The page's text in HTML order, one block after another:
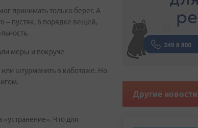
принимать только берег. А
– пустяк, в порядке вещей,
меры и покруче…
штурманить в каботаже. Но
Что для
Другие новости